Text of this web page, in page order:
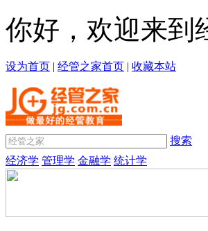
你好，欢迎来到
设为首页 | 经管之家首页 | 收藏本站
搜索
经济学 管理学 金融学 统计学